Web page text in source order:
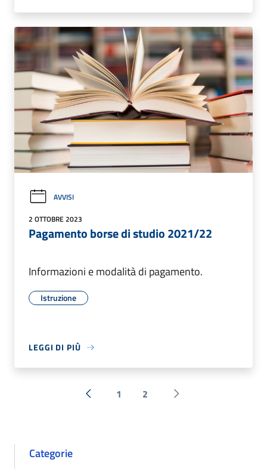
AVVISI
2 OTTOBRE 2023
Pagamento borse di studio 2021/22
Informazioni e modalità di pagamento.
Istruzione
LEGGI DI PIÙ
« Precedente
1 2 Successiva »
Categorie